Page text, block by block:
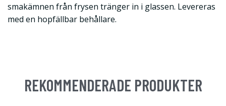
smakämnen från frysen tränger in i glassen. Levereras
med en hopfällbar behållare.
REKOMMENDERADE PRODUKTER